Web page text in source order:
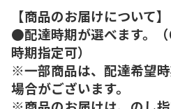
【商品のお届けについて】
●配達時期が選べます。
時期指定可）
※一部商品は、配達希望
場合がございます。